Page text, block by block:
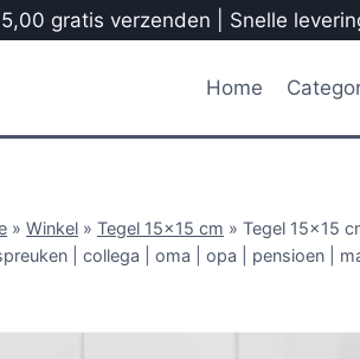
gratis verzenden | Snelle
Home
» Winkel » Tegel 15x15 cm » Tegel 15×15
| collega | oma | opa | pensioen |